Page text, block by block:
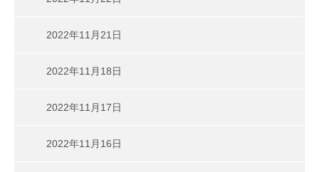
2022年11月21日
2022年11月18日
2022年11月17日
2022年11月16日